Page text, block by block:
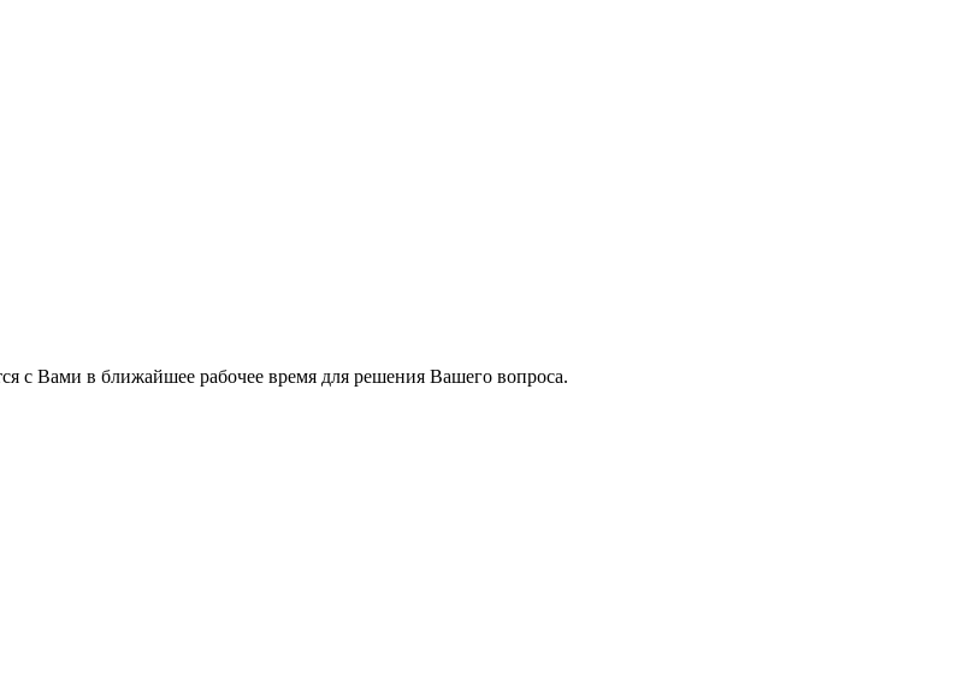
с Вами в ближайшее рабочее время для решения Вашего вопроса.